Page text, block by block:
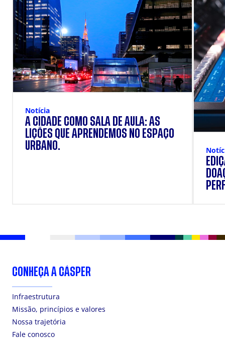
Notícia
A CIDADE COMO SALA DE AULA: AS
LIÇÕES QUE APRENDEMOS NO ESPAÇO
URBANO.
CONHEÇA A CÁSPER
Infraestrutura
Missão, princípios e valores
Nossa trajetória
Fale conosco